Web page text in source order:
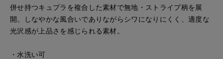
併せ持つキュプラを複合した素材で無地・ストライプ柄を展
開。しなやかな風合いでありながらシワになりにくく、適度な
光沢感が上品さを感じられる素材。
・水洗い可